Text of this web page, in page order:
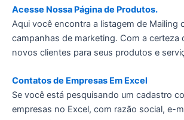
Acesse Nossa Página de Produtos.
Aqui você encontra a listagem de Mailing
campanhas de marketing. Com a certeza
novos clientes para seus produtos e
Contatos de Empresas Em Excel
Se você está pesquisando um cadastro
empresas no Excel, com razão social, e-